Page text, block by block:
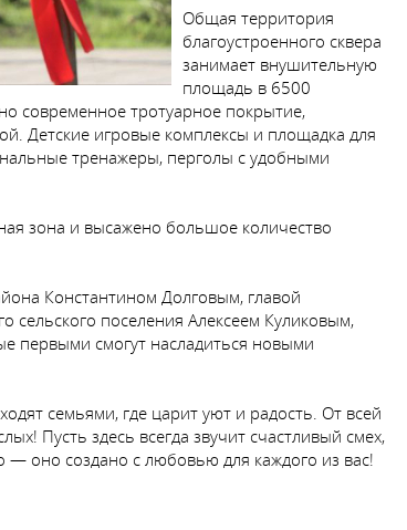
Общая территория
благоустроенного сквера
занимает внушительную
площадь в 6500
современное тротуарное покрытие,
Детские игровые комплексы и площадка для
тренажеры, перголы с удобными
зона и высажено большое количество
Константином Долговым, главой
сельского поселения Алексеем Куликовым,
первыми смогут насладиться новыми
семьями, где царит уют и радость. От всей
Пусть здесь всегда звучит счастливый смех,
— оно создано с любовью для каждого из вас!